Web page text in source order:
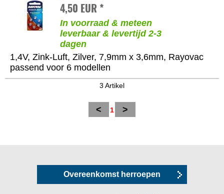
4,50 EUR *
In voorraad & meteen
leverbaar & levertijd 2-3
dagen
1,4V, Zink-Luft, Zilver, 7,9mm x 3,6mm, Rayovac
passend voor 6 modellen
3 Artikel
< 1 >
Overeenkomst herroepen